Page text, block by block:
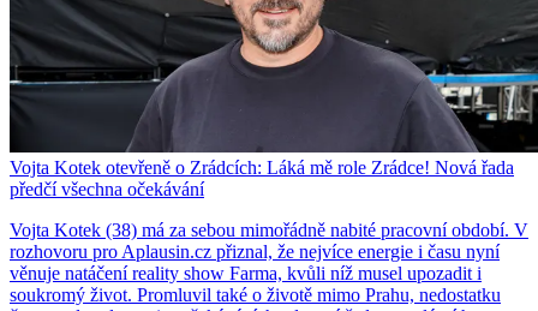
Vojta Kotek otevřeně o Zrádcích: Láká mě role Zrádce! Nová řada
předčí všechna očekávání
Vojta Kotek (38) má za sebou mimořádně nabité pracovní období. V
rozhovoru pro Aplausin.cz přiznal, že nejvíce energie i času nyní
věnuje natáčení reality show Farma, kvůli níž musel upozadit i
soukromý život. Promluvil také o životě mimo Prahu, nedostatku